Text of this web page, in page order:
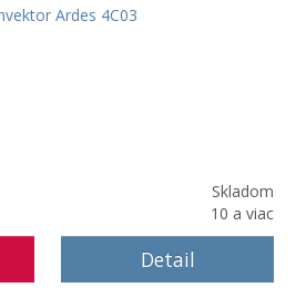
Skladom
10 a viac
Detail